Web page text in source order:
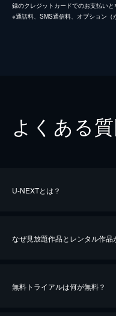
録のクレジットカードでのお支払いと
※通話料、SMS通信料、オプション（
よくある
U-NEXTとは？
なぜ見放題作品とレンタル作品
無料トライアルは何が無料？